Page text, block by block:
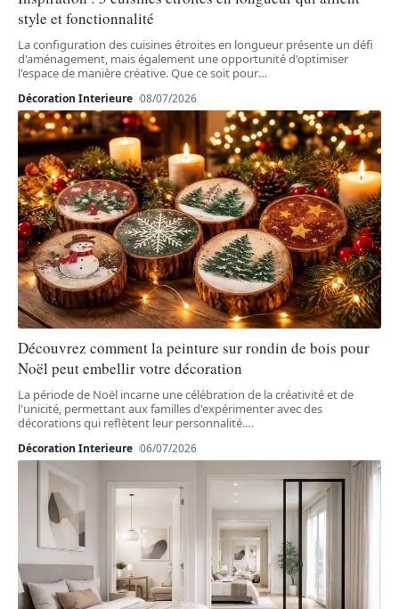
style et fonctionnalité
La configuration des cuisines étroites en longueur présente un défi
d'aménagement, mais également une opportunité d'optimiser
l'espace de manière créative. Que ce soit pour…
Décoration Interieure 08/07/2026
Découvrez comment la peinture sur rondin de bois pour
Noël peut embellir votre décoration
La période de Noël incarne une célébration de la créativité et de
l'unicité, permettant aux familles d'expérimenter avec des
décorations qui reflètent leur personnalité.…
Décoration Interieure 06/07/2026